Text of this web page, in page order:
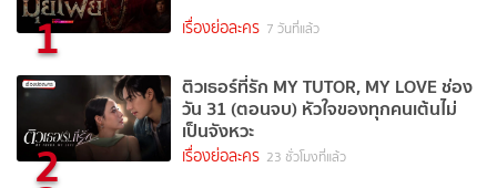
1 เรื่องย่อละคร 7 วันที่แล้ว
2
ติวเธอร์ที่รัก MY TUTOR, MY LOVE ช่อง
วัน 31 (ตอนจบ) หัวใจของทุกคนเต้นไม่
เป็นจังหวะ
เรื่องย่อละคร 23 ชั่วโมงที่แล้ว